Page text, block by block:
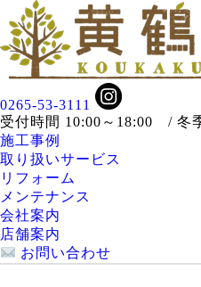
0265-53-3111
受付時間 10:00～18:00 / 冬
施工事例
取り扱いサービス
リフォーム
メンテナンス
会社案内
店舗案内
お問い合わせ